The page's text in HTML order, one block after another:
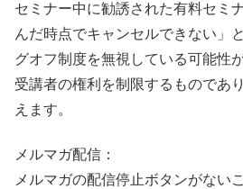
セミナー中に勧誘された有料セミ
んだ時点でキャンセルできない」
グオフ制度を無視している可能性
受講者の権利を制限するものであ
えます。
メルマガ配信：
メルマガの配信停止ボタンがない